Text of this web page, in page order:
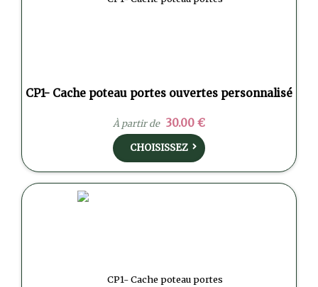
CP1- Cache poteau portes ouvertes personnalisé
À partir de 30.00 €
CHOISISSEZ